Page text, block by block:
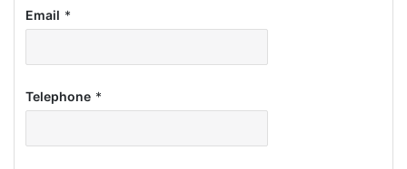
Email *
Telephone *